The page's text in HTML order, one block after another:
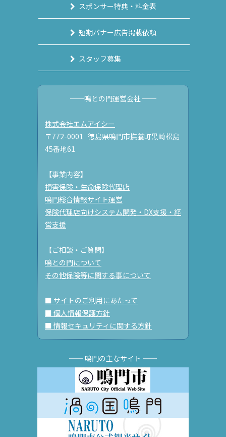
スポンサー特典・料金表
短期バナー広告掲載依頼
スタッフ募集
──鳴との門運営会社 ──
株式会社エムアイシー
〒772-0001 徳島県鳴門市撫養町黒崎松島
45番地61
【事業内容】
損害保険・生命保険代理店
鳴門総合情報サイト運営
保険代理店向けシステム開発・DX支援・経
営支援
【ご相談・ご質問】
鳴との門について
その他保険等に関する事について
■ サイトのご利用にあたって
■ 個人情報保護方針
■ 情報セキュリティに関する方針
── 鳴門の主なサイト ──